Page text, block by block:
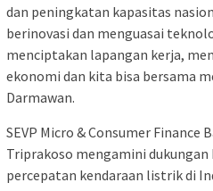
dan peningkatan kapasitas
berinovasi dan menguasai
menciptakan lapangan kerja,
ekonomi dan kita bisa bersama
Darmawan.
SEVP Micro & Consumer Finance
Triprakoso mengamini
percepatan kendaraan listrik di